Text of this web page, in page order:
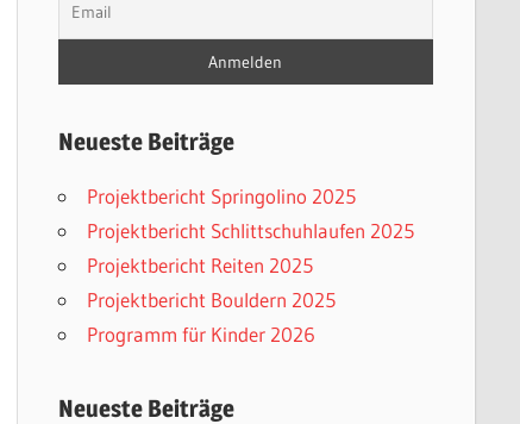
Neueste Beiträge
Projektbericht Springolino 2025
Projektbericht Schlittschuhlaufen 2025
Projektbericht Reiten 2025
Projektbericht Bouldern 2025
Programm für Kinder 2026
Neueste Beiträge